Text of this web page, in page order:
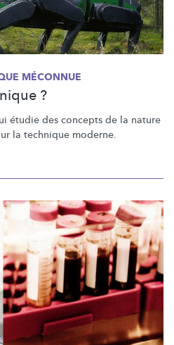
MÉCONNUE
?
étudie des concepts de la nature
la technique moderne.